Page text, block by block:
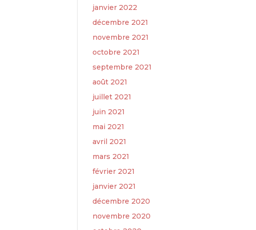
janvier 2022
décembre 2021
novembre 2021
octobre 2021
septembre 2021
août 2021
juillet 2021
juin 2021
mai 2021
avril 2021
mars 2021
février 2021
janvier 2021
décembre 2020
novembre 2020